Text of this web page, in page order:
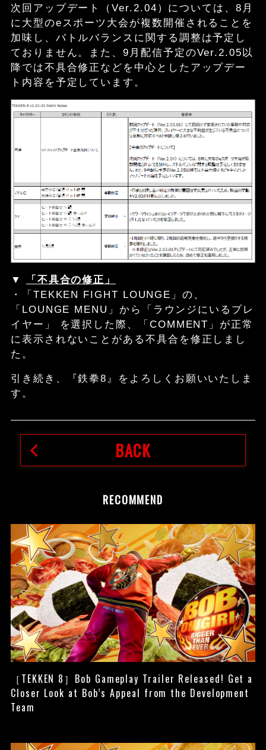
次回アップデート（Ver.2.04）については、8月
に大型のeスポーツ大会が複数開催されることを
加味し、バトルバランスに関する調整は予定し
ておりません。また、9月配信予定のVer.2.05以
降では不具合修正などを中心としたアップデー
ト内容を予定しています。
▼
「不具合の修正」
・「TEKKEN FIGHT LOUNGE」の、
「LOUNGE MENU」から「ラウンジにいるプレ
イヤー」 を選択した際、「COMMENT」が正常
に表示されないことがある不具合を修正しまし
た。
引き続き、『鉄拳8』をよろしくお願いいたしま
す。
BACK
RECOMMEND
［TEKKEN 8］Bob Gameplay Trailer Released! Get a
Closer Look at Bob’s Appeal from the Development
Team